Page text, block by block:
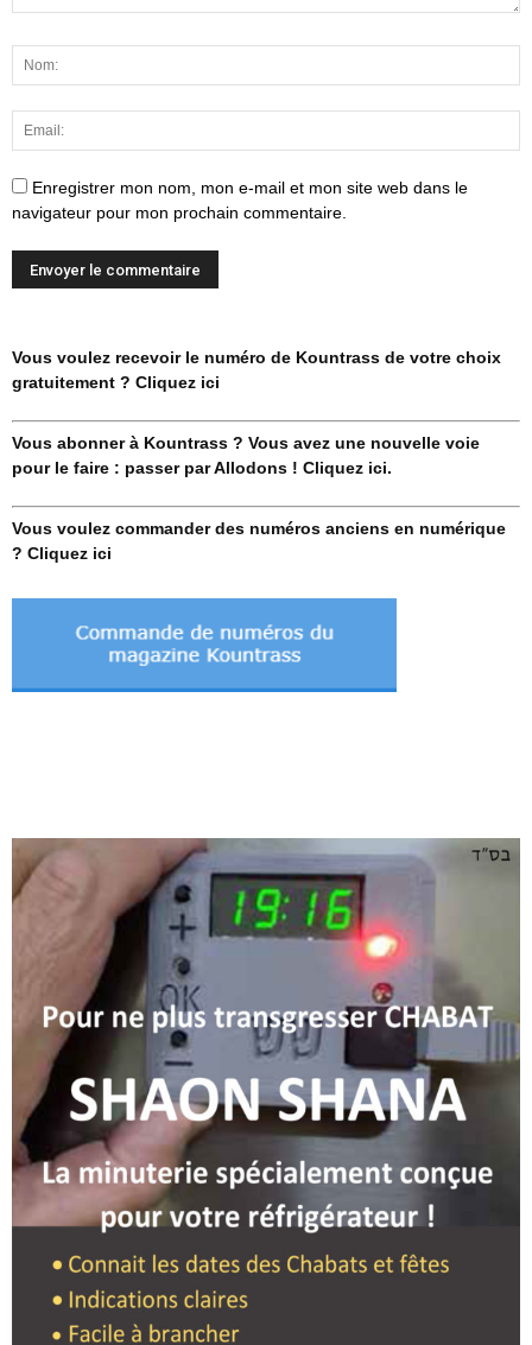
Enregistrer mon nom, mon e-mail et mon site web dans le
navigateur pour mon prochain commentaire.
Vous voulez recevoir le numéro de Kountrass de votre choix
gratuitement ? Cliquez ici
Vous abonner à Kountrass ? Vous avez une nouvelle voie
pour le faire : passer par Allodons ! Cliquez ici.
Vous voulez commander des numéros anciens en numérique
? Cliquez ici